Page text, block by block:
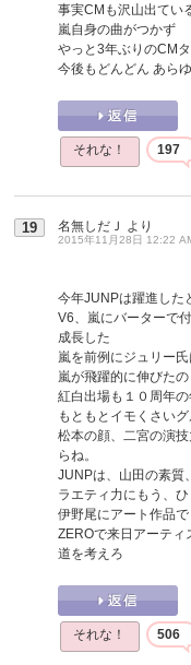
事実CMも沢山出てい
嵐自身の曲がつかず
やっと3年ぶりのCM
今後もどんどん あら
それな！ 197
19 名無しだＪ より
2015年11月28日 12:22
今年JUNPは躍進した
V6、嵐にバーターで
成長した
嵐を前例にジュリー
嵐が飛躍的に伸びた
紅白出場も１０周年の
もともとイモくさい
松本の顔、二宮の演
らね。
JUNPは、山田の素質
ラエティ力にもう、
伊野尾にアート作品
ZEROで来日アーティ
道を考えろ
それな！ 506